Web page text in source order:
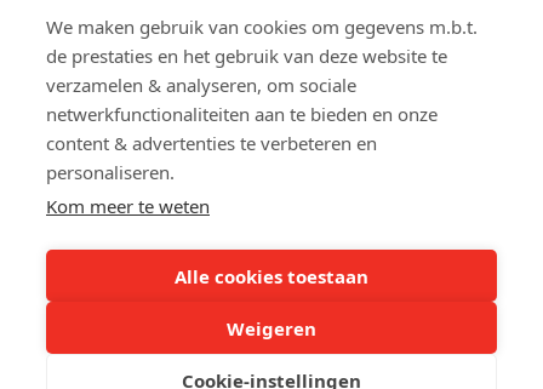
We maken gebruik van cookies om gegevens m.b.t.
de prestaties en het gebruik van deze website te
verzamelen & analyseren, om sociale
netwerkfunctionaliteiten aan te bieden en onze
content & advertenties te verbeteren en
personaliseren.
Kom meer te weten
Alle cookies toestaan
Weigeren
Cookie-instellingen
Cookiebeleid
Retourbeleid